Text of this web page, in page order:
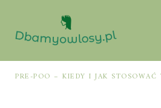
PRE-POO – KIEDY I JAK STOSOWAĆ TEN ZABIEG, BY CHRONIĆ I NAWILŻAĆ WŁOSY PRZED MYCIEM SZAMPONEM